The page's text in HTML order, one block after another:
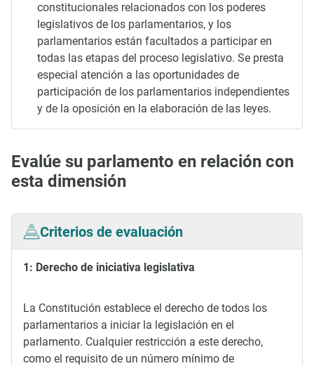
constitucionales relacionados con los poderes
legislativos de los parlamentarios, y los
parlamentarios están facultados a participar en
todas las etapas del proceso legislativo. Se presta
especial atención a las oportunidades de
participación de los parlamentarios independientes
y de la oposición en la elaboración de las leyes.
Evalúe su parlamento en relación con
esta dimensión
Criterios de evaluación
1: Derecho de iniciativa legislativa
La Constitución establece el derecho de todos los
parlamentarios a iniciar la legislación en el
parlamento. Cualquier restricción a este derecho,
como el requisito de un número mínimo de